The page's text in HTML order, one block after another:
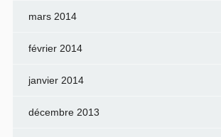
mars 2014
février 2014
janvier 2014
décembre 2013